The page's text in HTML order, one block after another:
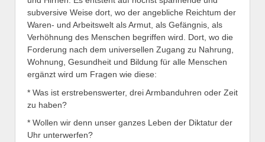
subversive Weise dort, wo der angebliche Reichtum der
Waren- und Arbeitswelt als Armut, als Gefängnis, als
Verhöhnung des Menschen begriffen wird. Dort, wo die
Forderung nach dem universellen Zugang zu Nahrung,
Wohnung, Gesundheit und Bildung für alle Menschen
ergänzt wird um Fragen wie diese:
* Was ist erstrebenswerter, drei Armbanduhren oder Zeit
zu haben?
* Wollen wir denn unser ganzes Leben der Diktatur der
Uhr unterwerfen?